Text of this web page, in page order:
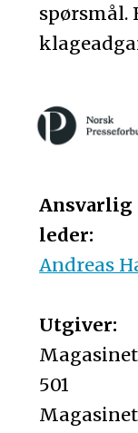
spørsmål.
Ansvarlig
leder:
Andreas
Utgiver:
Magasinet
501